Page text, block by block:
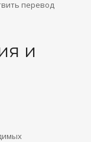
перевод
и